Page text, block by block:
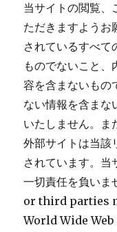
当サイトの閲覧、
ただきますようお
されているすべて
ものでないこと、
容を含まないもの
ない情報を含まな
いたしません。ま
外部サイトは当該
されています。当
一切責任を負い
or third parties
World Wide